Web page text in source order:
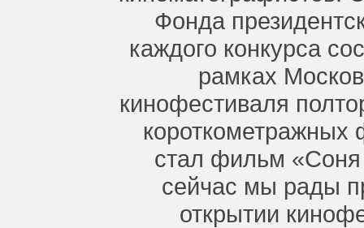
Фонда
каждого конкурса
рамках
кинофестиваля
короткометражных
стал фильм
сейчас мы рады
открытии